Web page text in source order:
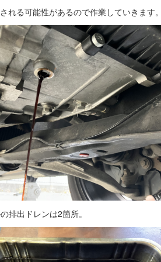
れる可能性があるので作業していきます
排出ドレンは2箇所。